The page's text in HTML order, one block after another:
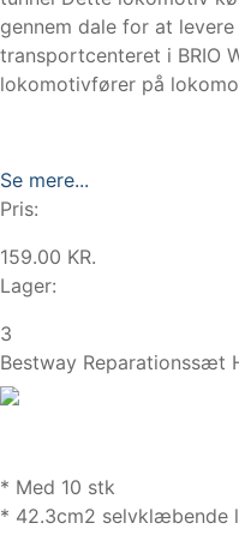
gennem dale for at
transportcenteret i BRIO
lokomotivfører på
Se mere...
Pris:
159.00 KR.
Lager:
3
Bestway Reparationssæt
* Med 10 stk
* 42.3cm2 selvklæbende